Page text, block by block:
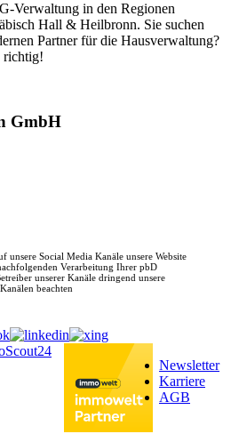
Verwaltung in den Regionen
Hall & Heilbronn. Sie suchen
Partner für die Hausverwaltung?
richtig!
GmbH
unsere Social Media Kanäle unsere Website
Verarbeitung Ihrer pbD
unserer Kanäle dringend unsere
beachten
Newsletter
Karriere
AGB